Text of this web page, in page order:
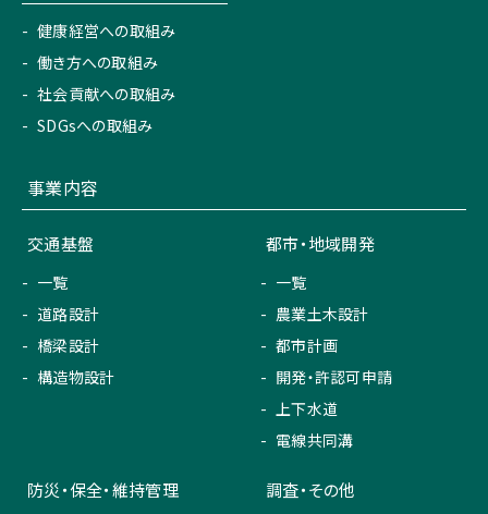
健康経営への取組み
働き方への取組み
社会貢献への取組み
SDGsへの取組み
事業内容
交通基盤
一覧
道路設計
橋梁設計
構造物設計
都市・地域開発
一覧
農業土木設計
都市計画
開発・許認可申請
上下水道
電線共同溝
防災・保全・維持管理 調査・その他